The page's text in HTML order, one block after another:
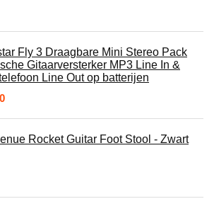
Fly 3 Draagbare Mini Stereo Pack
Gitaarversterker MP3 Line In &
Line Out op batterijen
Rocket Guitar Foot Stool - Zwart